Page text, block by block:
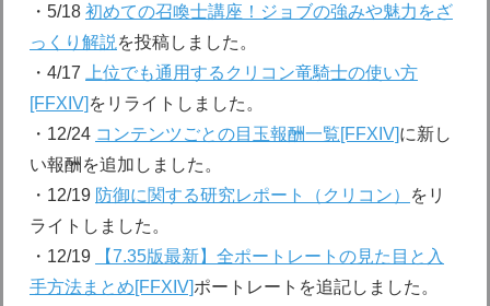
・5/18 初めての召喚士講座！ジョブの強みや魅力をざ
っくり解説 を投稿しました。
・4/17
上位でも通用するクリコン竜騎士の使い方
[FFXIV] をリライトしました。
・12/24 コンテンツごとの目玉報酬一覧[FFXIV]に新し
い報酬を追加しました。
・12/19 防御に関する研究レポート（クリコン）
をリ
ライトしました。
・12/19
【7.35版最新】全ポートレートの見た目と入
手方法まとめ[FFXIV]ポートレートを追記しました。